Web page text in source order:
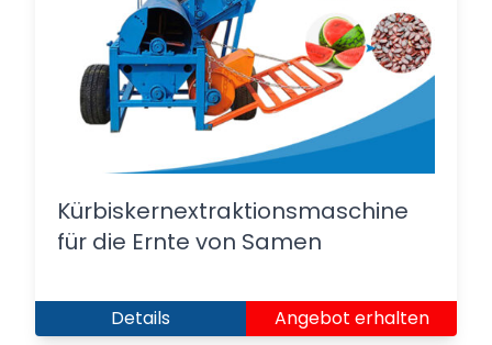
Kürbiskernextraktionsmaschine
für die Ernte von Samen
Details Angebot erhalten